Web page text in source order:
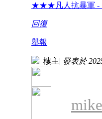
★★★凡人抗暴軍
回復
舉報
樓主| 發表於